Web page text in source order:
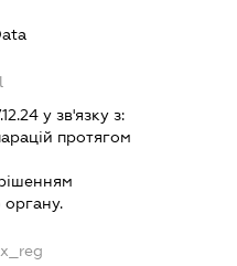
у зв'язку з:
протягом